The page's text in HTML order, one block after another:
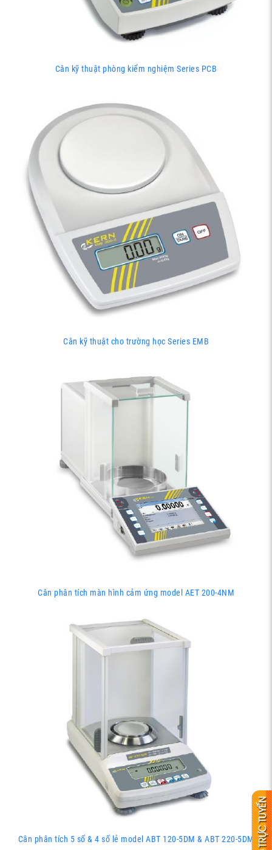
Cân kỹ thuật phòng kiểm nghiệm Series PCB
Cân kỹ thuật cho trường học Series EMB
Cân phân tích màn hình cảm ứng model AET 200-4NM
Cân phân tích 5 số & 4 số lẻ model ABT 120-5DM & ABT 220-5DM